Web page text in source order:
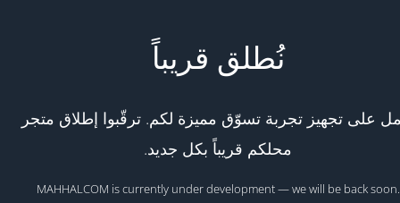
نُطلق قريباً
على تجهيز تجربة تسوّق مميزة لكم. ترقّبوا إطلاق متجر
محلكم قريباً بكل جديد.
MAHHALCOM is currently under development — we will be back soon.